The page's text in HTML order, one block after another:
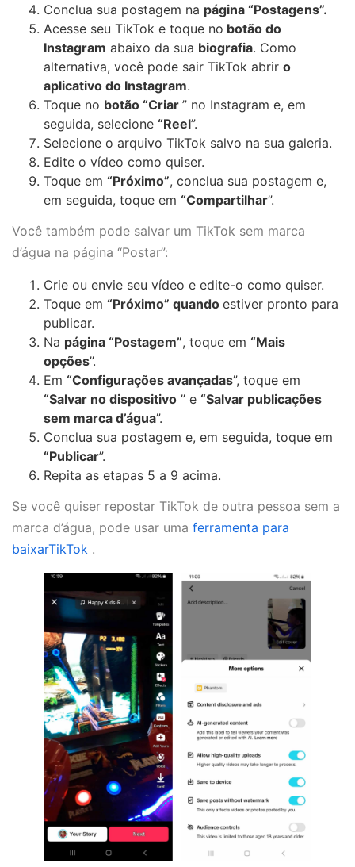
Conclua sua postagem na página “Postagens”.
Acesse seu TikTok e toque no botão do
Instagram abaixo da sua biografia. Como
alternativa, você pode sair TikTok abrir o
aplicativo do Instagram.
Toque no botão “Criar ” no Instagram e, em
seguida, selecione “Reel”.
Selecione o arquivo TikTok salvo na sua galeria.
Edite o vídeo como quiser.
Toque em “Próximo”, conclua sua postagem e,
em seguida, toque em “Compartilhar”.
Você também pode salvar um TikTok sem marca
d’água na página “Postar”:
Crie ou envie seu vídeo e edite-o como quiser.
Toque em “Próximo” quando estiver pronto para
publicar.
Na página “Postagem”, toque em “Mais
opções”.
Em “Configurações avançadas”, toque em
“Salvar no dispositivo ” e “Salvar publicações
sem marca d’água”.
Conclua sua postagem e, em seguida, toque em
“Publicar”.
Repita as etapas 5 a 9 acima.
Se você quiser repostar TikTok de outra pessoa sem a
marca d’água, pode usar uma ferramenta para
baixarTikTok .